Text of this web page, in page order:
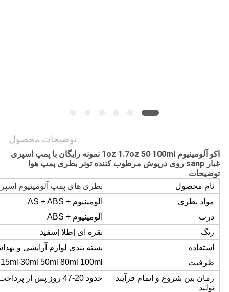
توضیحات محصول
اکو آلومینیوم 1oz 1.7oz 50 100ml نمونه رایگان با پمپ اسپری
غبار sanp روی درپوش مرطوب کننده تونر بطری پمپ هوا
توضیحات
نام محصول
بطری های پمپ آلومینیوم
مواد بطری
آلومینیوم + AS + ABS
درب
آلومینیوم + ABS
رنگ
نقره ای |طلا |سفید
استفاده
بسته بندی لوازم آرایشی و
ظرفیت
15ml 30ml 50ml 80ml 100ml
زمان بین شروع و اتمام فرآیند
تولید
حدود 20-47 روز پس از پرداخت